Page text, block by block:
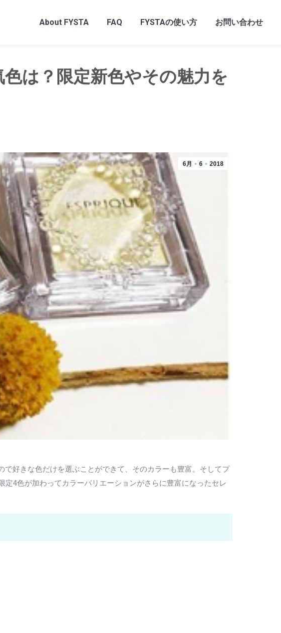
About FYSTA FAQ FYSTAの使い方 お問い合わせ
は？限定新色やその魅力を
6月 6 2018
好きな色だけを選ぶことができて、そのカラーも豊富。そしてプ
4色が加わってカラーバリエーションがさらに豊富になったセレ